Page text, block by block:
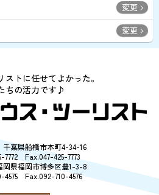
変更
変更
ストに任せてよかった。
ちの活力です♪
葉県船橋市本町4-34-16
7772 Fax.047-425-7773
県福岡市博多区豊1-3-8
4575 Fax.092-710-4576